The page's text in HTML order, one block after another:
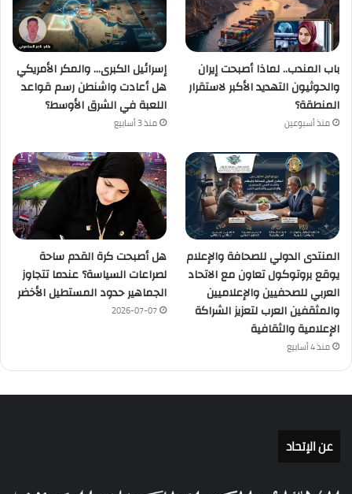
باب المندب.. لماذا أصبحت إيران
والحوثيون التهديد الأكبر لاستقرار
المنطقة؟
منذ أسبوعين
إسرائيل الكبرى… والمكر الأمريكي
هل أعادت واشنطن رسم قواعد
اللعبة في الشرق الأوسط؟
منذ 3 أسابيع
المنتدى الدولي للصحافة والإعلام
يوقع بروتوكول تعاون مع الاتحاد
العربي للصحفيين والإعلاميين
والمثقفين العرب لتعزيز الشراكة
الإعلامية والثقافية
منذ 4 أسابيع
هل أصبحت كرة القدم ساحة
لصراعات السياسة؟ عندما تتجاوز
الجماهير حدود المستطيل الأخضر
2026-07-07
عن الإتحاد